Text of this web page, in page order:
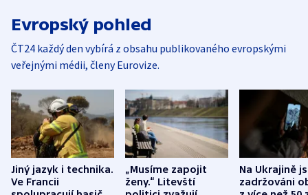
Evropský pohled
ČT24 každý den vybírá z obsahu publikovaného evropskými
veřejnými médii, členy Eurovize.
Jiný jazyk i technika.
Ve Francii
„Musíme zapojit
ženy.“ Litevští
Na Ukrajině
zadržováni